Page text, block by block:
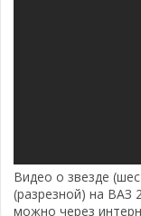
Видео о звезде
(разрезной) на ВАЗ
можно через